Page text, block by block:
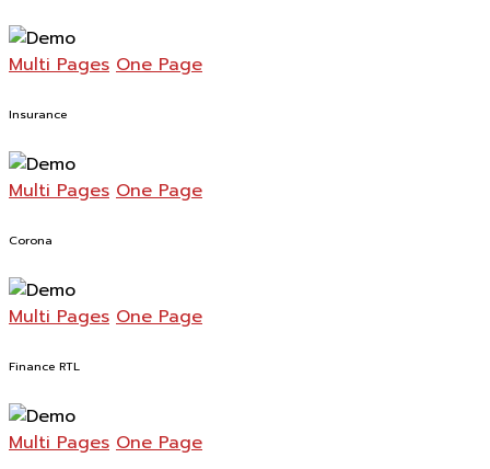
Multi Pages One Page
Insurance
Multi Pages One Page
Corona
Multi Pages One Page
Finance RTL
Multi Pages One Page